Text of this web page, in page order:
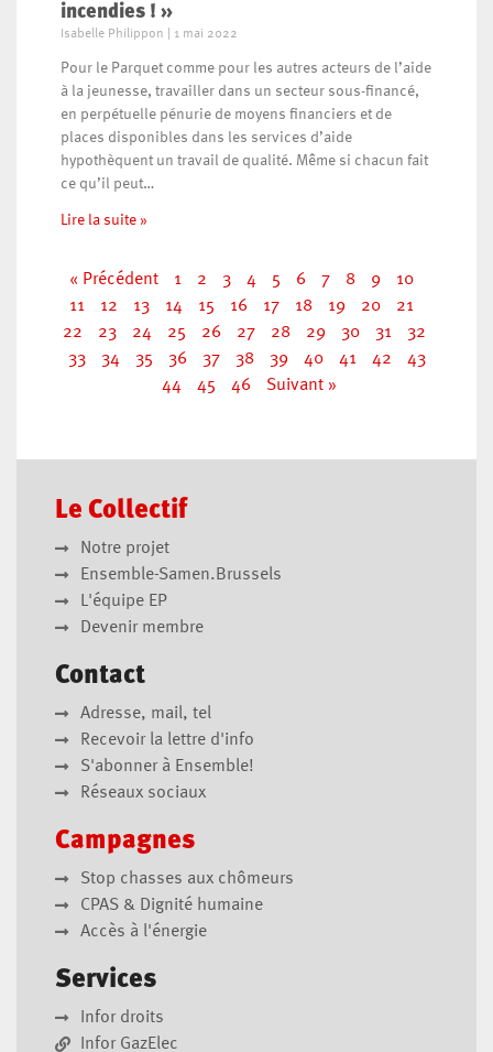
incendies ! »
Isabelle Philippon 1 mai 2022
Pour le Parquet comme pour les autres acteurs de l’aide
à la jeunesse, travailler dans un secteur sous-financé,
en perpétuelle pénurie de moyens financiers et de
places disponibles dans les services d’aide
hypothèquent un travail de qualité. Même si chacun fait
ce qu’il peut…
Lire la suite »
« Précédent 1 2 3 4 5 6 7 8 9
10
11
12 13 14 15 16 17 18 19 20
21
22
23 24 25 26 27 28 29 30 31
32
33
34 35 36 37 38 39 40 41 42
43
44
45 46 Suivant »
Le Collectif
Notre projet
Ensemble-Samen.Brussels
L'équipe EP
Devenir membre
Contact
Adresse, mail, tel
Recevoir la lettre d'info
S'abonner à Ensemble!
Réseaux sociaux
Campagnes
Stop chasses aux chômeurs
CPAS & Dignité humaine
Accès à l'énergie
Services
Infor droits
Infor GazElec